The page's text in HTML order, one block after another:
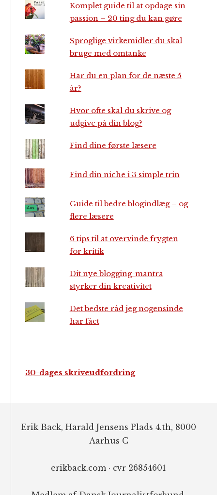
Komplet guide til at opdage sin
passion – 20 ting du kan gøre
Sproglige virkemidler du skal
bruge med omtanke
Har du en plan for de næste 5
år?
Hvor ofte skal du skrive og
udgive på din blog?
Find dine første læsere
Find din niche i 3 simple trin
Guide til bedre blogindlæg – og
flere læsere
6 tips til at overvinde frygten
for kritik
Dit nye blogging-mantra
styrker din kreativitet
Det bedste råd jeg nogensinde
har fået
30-dages skriveudfordring
Erik Back, Harald Jensens Plads 4.th, 8000
Aarhus C
erikback.com · cvr 26854601